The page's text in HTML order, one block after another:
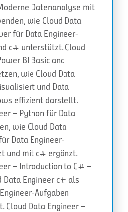
Datenanalyse mit
wie Cloud Data
für Data Engineer-
c# unterstützt. Cloud
BI Basic and
wie Cloud Data
und Data
effizient darstellt.
– Python für Data
wie Cloud Data
Data Engineer-
und mit c# ergänzt.
– Introduction to C# –
Data Engineer c# als
Aufgaben
Cloud Data Engineer –